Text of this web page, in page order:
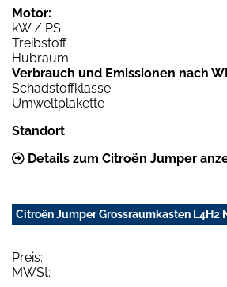
Motor:
kW / PS
Treibstoff
Hubraum
Verbrauch und Emissionen nach
Schadstoffklasse
Umweltplakette
Standort
Details zum Citroën Jumper
Citroën Jumper Grossraumkasten L4H2
Preis:
MWSt: